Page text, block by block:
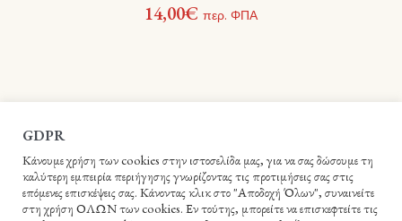
14,00€ περ. ΦΠΑ
GDPR
Κάνουμε χρήση των cookies στην ιστοσελίδα μας, για να σας δώσουμε τη
καλύτερη εμπειρία περιήγησης γνωρίζοντας τις προτιμήσεις σας στις
επόμενες επισκέψεις σας. Κάνοντας κλικ στο "Αποδοχή Όλων", συναινείτε
στη χρήση ΟΛΩΝ των cookies. Εν τούτης, μπορείτε να επισκεφτείτε τις